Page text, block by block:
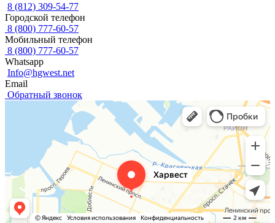
8 (812) 309-54-77
Городской телефон
8 (800) 777-60-57
Мобильный телефон
8 (800) 777-60-57
Whatsapp
Info@hgwest.net
Email
Обратный звонок